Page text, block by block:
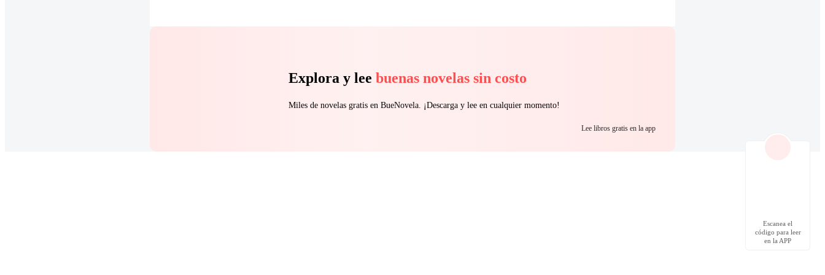
Explora y lee buenas novelas sin costo
Miles de novelas gratis en BueNovela. ¡Descarga y lee en cualquier momento!
Lee libros gratis en la app
Escanea el
código para leer
en la APP